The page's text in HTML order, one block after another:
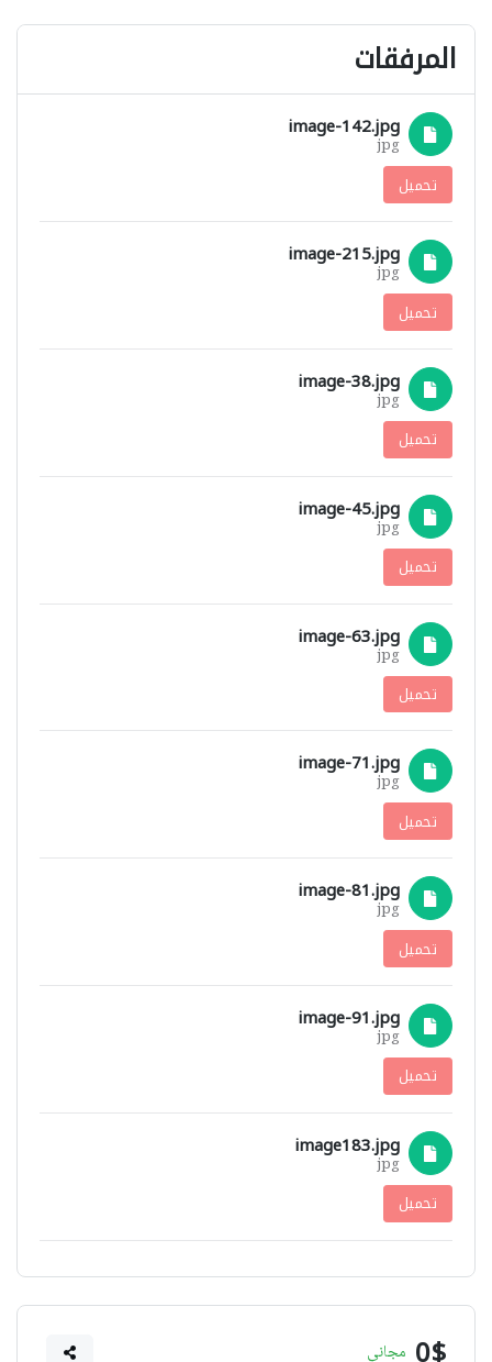
المرفقات
image-142.jpg
jpg
تحميل
image-215.jpg
jpg
تحميل
image-38.jpg
jpg
تحميل
image-45.jpg
jpg
تحميل
image-63.jpg
jpg
تحميل
image-71.jpg
jpg
تحميل
image-81.jpg
jpg
تحميل
image-91.jpg
jpg
تحميل
image183.jpg
jpg
تحميل
مجاني